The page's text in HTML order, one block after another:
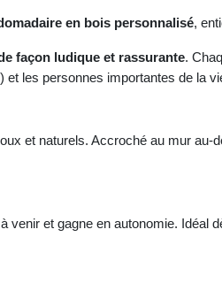
en bois personnalisé,
façon ludique et rassurante.
les personnes importantes de la
et naturels. Accroché au mur
et gagne en autonomie. Idéal